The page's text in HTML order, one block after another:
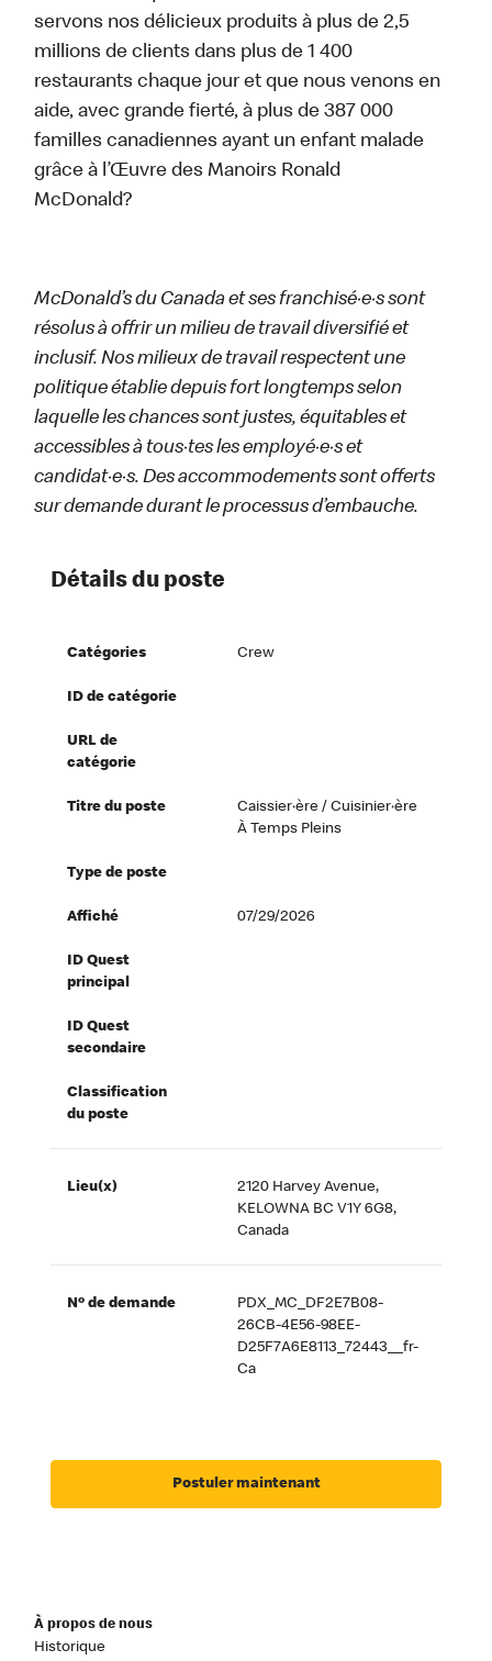
servons nos délicieux produits à plus de 2,5
millions de clients dans plus de 1 400
restaurants chaque jour et que nous venons en
aide, avec grande fierté, à plus de 387 000
familles canadiennes ayant un enfant malade
grâce à l’Œuvre des Manoirs Ronald
McDonald?
McDonald’s du Canada et ses franchisé·e·s sont
résolus à offrir un milieu de travail diversifié et
inclusif. Nos milieux de travail respectent une
politique établie depuis fort longtemps selon
laquelle les chances sont justes, équitables et
accessibles à tous·tes les employé·e·s et
candidat·e·s. Des accommodements sont offerts
sur demande durant le processus d’embauche.
Détails du poste
Catégories Crew
ID de catégorie
URL de
catégorie
Titre du poste
Caissier·ère / Cuisinier·ère
À Temps Pleins
Type de poste
Affiché 07/29/2026
ID Quest
principal
ID Quest
secondaire
Classification
du poste
Lieu(x)
2120 Harvey Avenue,
KELOWNA BC V1Y 6G8,
Canada
Nº de demande
PDX_MC_DF2E7B08-
26CB-4E56-98EE-
D25F7A6E8113_72443__fr-
Ca
Postuler maintenant
À propos de nous
Historique